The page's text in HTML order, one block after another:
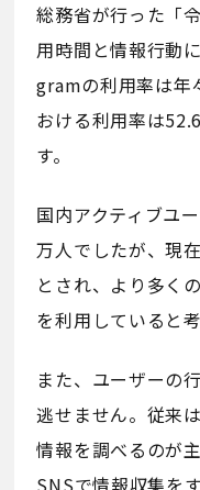
総務省が行った「
用時間と情報行動
gramの利用率は年
おける利用率は
す。
国内アクティブユ
万人でしたが、現
とされ、より多く
を利用していると
また、ユーザーの
逃せません。従来
情報を調べるのが
SNSで情報収集を